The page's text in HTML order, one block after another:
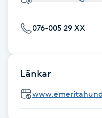
Friskvårdsmassage
Funktionsanalys
Färgning
076-005 29 XX
Länkar